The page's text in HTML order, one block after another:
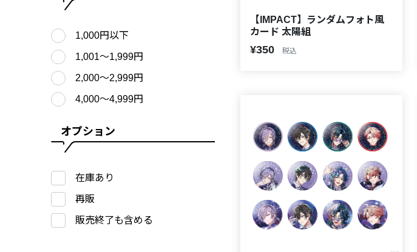
1,000円以下
1,001〜1,999円
2,000〜2,999円
4,000〜4,999円
オプション
在庫あり
再販
販売終了も含める
【IMPACT】ランダムフォト風
カード 太陽組
¥350 税込